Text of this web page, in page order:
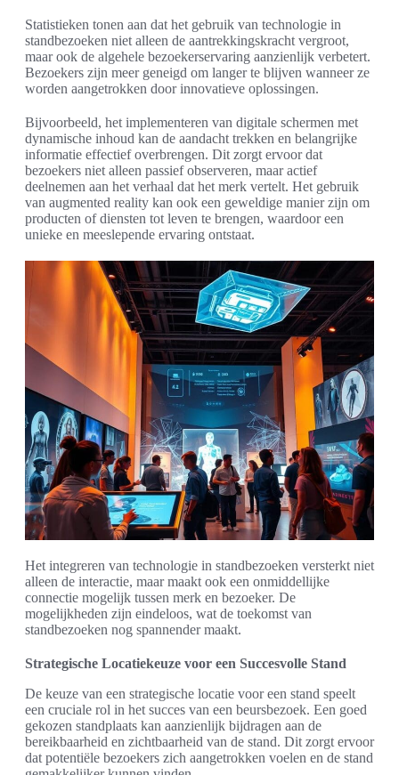
Statistieken tonen aan dat het gebruik van technologie in
standbezoeken niet alleen de aantrekkingskracht vergroot,
maar ook de algehele bezoekerservaring aanzienlijk verbetert.
Bezoekers zijn meer geneigd om langer te blijven wanneer ze
worden aangetrokken door innovatieve oplossingen.
Bijvoorbeeld, het implementeren van digitale schermen met
dynamische inhoud kan de aandacht trekken en belangrijke
informatie effectief overbrengen. Dit zorgt ervoor dat
bezoekers niet alleen passief observeren, maar actief
deelnemen aan het verhaal dat het merk vertelt. Het gebruik
van augmented reality kan ook een geweldige manier zijn om
producten of diensten tot leven te brengen, waardoor een
unieke en meeslepende ervaring ontstaat.
Het integreren van technologie in standbezoeken versterkt niet
alleen de interactie, maar maakt ook een onmiddellijke
connectie mogelijk tussen merk en bezoeker. De
mogelijkheden zijn eindeloos, wat de toekomst van
standbezoeken nog spannender maakt.
Strategische Locatiekeuze voor een Succesvolle Stand
De keuze van een strategische locatie voor een stand speelt
een cruciale rol in het succes van een beursbezoek. Een goed
gekozen standplaats kan aanzienlijk bijdragen aan de
bereikbaarheid en zichtbaarheid van de stand. Dit zorgt ervoor
dat potentiële bezoekers zich aangetrokken voelen en de stand